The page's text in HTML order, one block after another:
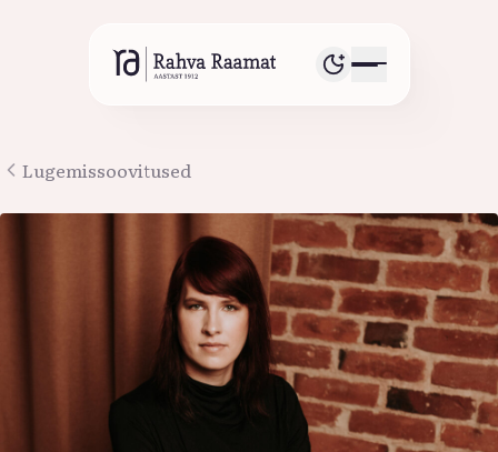
Lugemissoovitused